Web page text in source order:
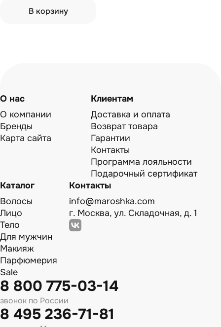
В корзину
О нас
О компании
Бренды
Карта сайта
Клиентам
Доставка и оплата
Возврат товара
Гарантии
Контакты
Программа лояльности
Подарочный сертификат
Каталог
Волосы
Лицо
Тело
Для мужчин
Макияж
Парфюмерия
Sale
Контакты
info@maroshka.com
г. Москва, ул. Складочная, д. 1
8 800 775-03-14
звонок по России
8 495 236-71-81